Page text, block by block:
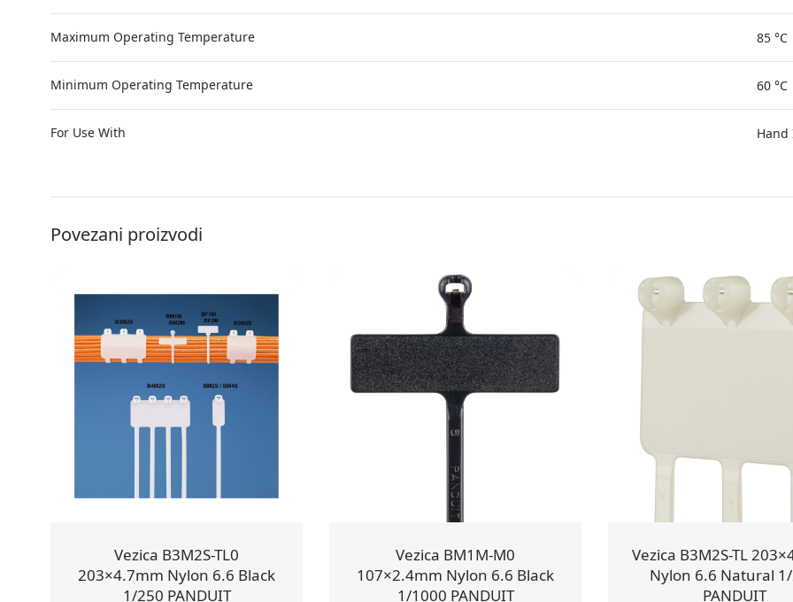
Maximum Operating Temperature 85 °C
Minimum Operating Temperature 60 °C
For Use With
Povezani proizvodi
Vezica B3M2S-TL0
203×4.7mm Nylon 6.6 Black
1/250 PANDUIT
Vezica BM1M-M0
107×2.4mm Nylon 6.6 Black
1/1000 PANDUIT
Vezica B3M2S-TL
Nylon 6.6 Natural
PANDUIT